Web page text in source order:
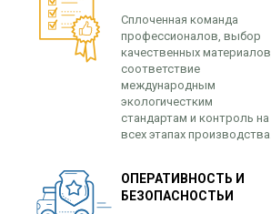
Сплоченная команда
профессионалов, выбор
качественных материалов,
соответствие
международным
экологичестким
стандартам и контроль на
всех этапах производства.
ОПЕРАТИВНОСТЬ И
БЕЗОПАСНОСТЬИ